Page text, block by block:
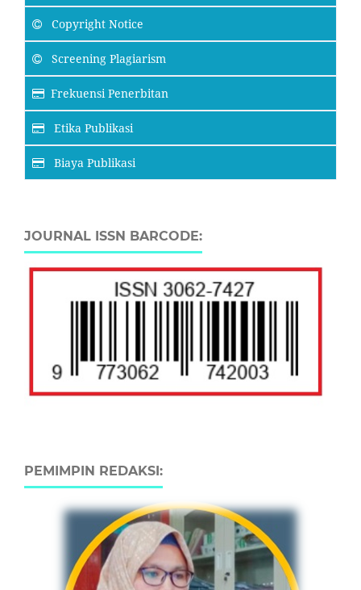
Copyright Notice
Screening Plagiarism
Frekuensi Penerbitan
Etika Publikasi
Biaya Publikasi
JOURNAL ISSN BARCODE:
PEMIMPIN REDAKSI: